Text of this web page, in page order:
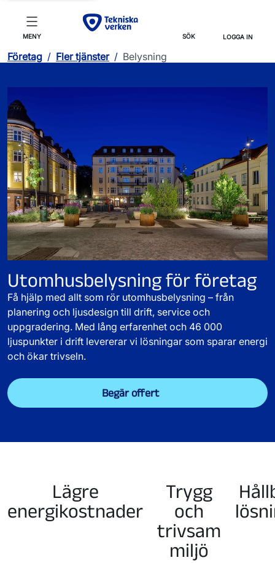
MENY SÖK LOGGA IN
Företag / Fler tjänster / Belysning
Utomhusbelysning för företag
Få hjälp med allt som rör utomhusbelysning – från
planering och ljusdesign till drift, service och
uppgradering. Med lång erfarenhet och 46 000
ljuspunkter i drift levererar vi lösningar som sparar energi
och ökar trivseln.
Begär offert
Lägre
energikostnader
Trygg
och
trivsam
miljö